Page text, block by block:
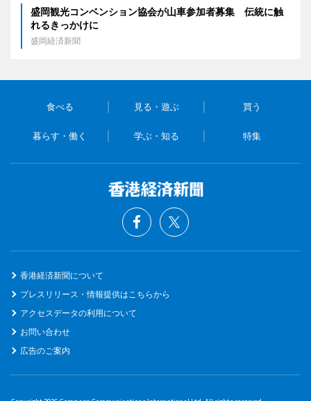
盛岡観光コンベンション協会が山車参加者募集 伝統に触
れるきっかけに
盛岡経済新聞
食べる 見る・遊ぶ 買う
暮らす・働く 学ぶ・知る 特集
香港経済新聞について
プレスリリース・情報提供はこちらから
アクセスデータの利用について
お問い合わせ
広告のご案内